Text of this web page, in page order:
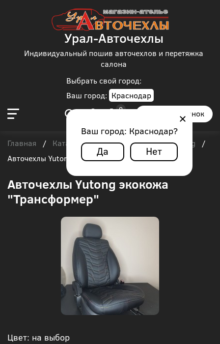
Выбрать свой город:
Ваш город: Краснодар
Ваш город: Краснодар?
Да Нет
Урал-Авточехлы
Индивидуальный пошив авточехлов и перетяжка
салона
Заказать звонок
Главная / Каталог чехлов / Автобус / Yutong
/
Авточехлы Yutong экокожа "Трансформер"
Авточехлы Yutong экокожа
"Трансформер"
Цвет: на выбор